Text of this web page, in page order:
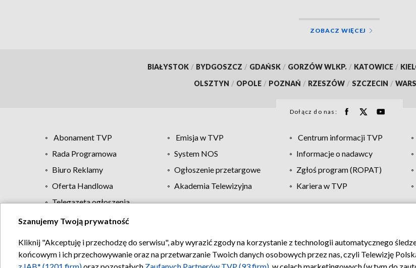
ZOBACZ WIĘCEJ
BIAŁYSTOK / BYDGOSZCZ / GDAŃSK / GORZÓW WLKP. / KATOWICE /
OLSZTYN / OPOLE / POZNAŃ / RZESZÓW / SZCZECIN /
Dołącz do nas:
Abonament TVP Emisja w TVP Centrum informacji TVP
Rada Programowa
System NOS Informacje o nadawcy
Biuro Reklamy
Ogłoszenie przetargowe Zgłoś program (ROPAT)
Oferta Handlowa
Akademia Telewizyjna Kariera w TVP
Telegazeta ogłoszenia
Regulamin TVP Polityka prywatności Moje zgody Pomoc
Szanujemy Twoją prywatność
Kliknij "Akceptuję i przechodzę do serwisu", aby wyrazić zgody na korzystanie z technologii automatycznego
końcowym i ich przechowywanie oraz na przetwarzanie Twoich danych osobowych przez nas, czyli Telewizję